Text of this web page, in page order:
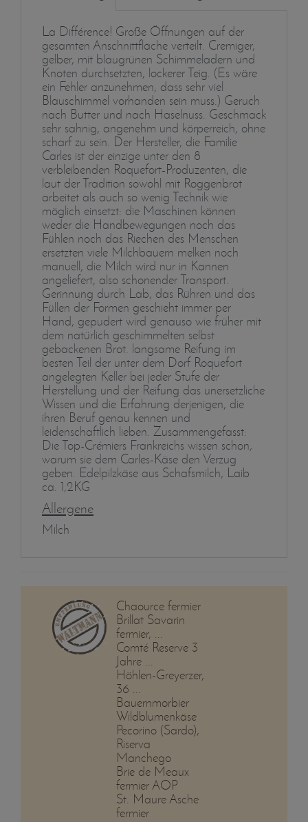
La Différence! Große Öffnungen auf der
gesamten Anschnittfläche verteilt. Cremiger,
gelber, mit blaugrünen Schimmeladern und
Knoten durchsetzten, lockerer Teig. (Es wäre
ein Fehler anzunehmen, dass sehr viel
Blauschimmel vorhanden sein muss.) Geruch
nach Butter und nach Haselnuss. Geschmack
sehr sahnig, angenehm und körperreich, ohne
scharf zu sein. Der Hersteller, die Familie
Carles ist der einzige unter den 8
verbleibenden Roquefort-Produzenten, die
laut der Tradition sowohl mit Roggenbrot
arbeitet als auch so wenig Technik wie
möglich einsetzt: die Maschinen können
weder die Handbewegungen noch das
Fühlen noch das Riechen des Menschen
ersetzten viele Milchbauern melken noch
manuell, die Milch wird nur in Kannen
angeliefert, also schonender Transport.
Gerinnung durch Lab, das Rühren und das
Füllen der Formen geschieht immer per
Hand, gepudert wird genauso wie früher mit
dem natürlich geschimmelten selbst
gebackenen Brot. langsame Reifung im
besten Teil der unter dem Dorf Roquefort
angelegten Keller bei jeder Stufe der
Herstellung und der Reifung das unersetzliche
Wissen und die Erfahrung derjenigen, die
ihren Beruf genau kennen und
leidenschaftlich lieben. Zusammengefasst:
Die Top-Crémiers Frankreichs wissen schon,
warum sie dem Carles-Käse den Verzug
geben. Edelpilzkäse aus Schafsmilch, Laib
ca. 1,2KG
Allergene
Milch
Chaource fermier
Brillat Savarin
fermier, ...
Comté Reserve 3
Jahre ...
Höhlen-Greyerzer,
36 ...
Bauernmorbier
Wildblumenkäse
Pecorino (Sardo),
Riserva
Manchego
Brie de Meaux
fermier AOP
St. Maure Asche
fermier